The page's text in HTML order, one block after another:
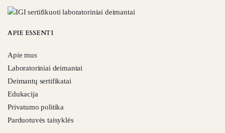
APIE ESSENTI
Apie mus
Laboratoriniai deimantai
Deimantų sertifikatai
Edukacija
Privatumo politika
Parduotuvės taisyklės